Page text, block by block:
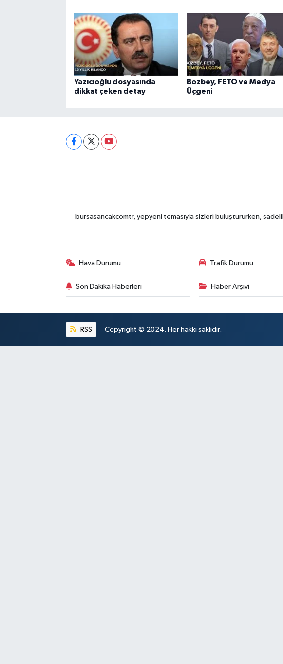
Yazıcıoğlu dosyasında
dikkat çeken detay
Bozbey, FETÖ ve Medya
Üçgeni
bursasancakcomtr, yepyeni temasıyla sizleri buluştururken,
Hava Durumu Trafik Durumu
Son Dakika Haberleri Haber Arşivi
RSS Copyright © 2024. Her hakkı saklıdır.